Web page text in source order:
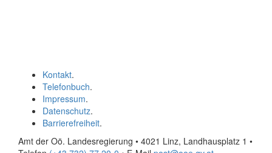
Kontakt.
Telefonbuch.
Impressum.
Datenschutz.
Barrierefreiheit.
Amt der Oö. Landesregierung • 4021 Linz, Landhausplatz 1 •